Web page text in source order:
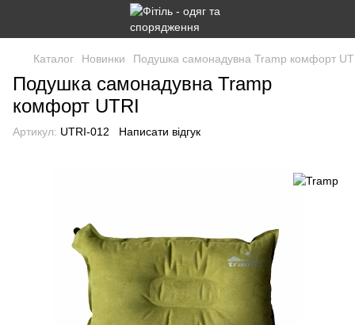
Каталог Новинки Подушка самонадувна Tramp комфорт
Подушка самонадувна Tramp
комфорт UTRI
Артикул: UTRI-012 Написати відгук